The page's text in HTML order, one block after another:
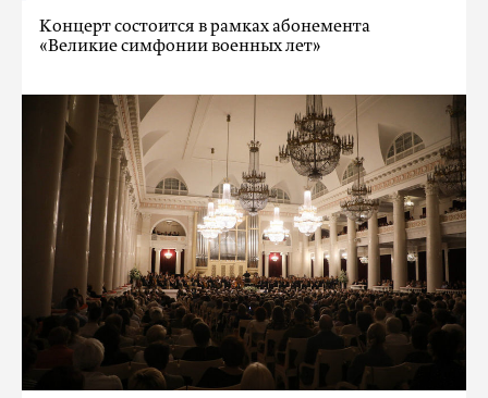
Концерт состоится в рамках абонемента
«Великие симфонии военных лет»